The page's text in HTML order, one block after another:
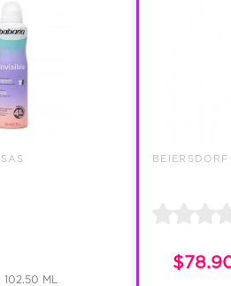
102.50 ML
BEIERSDORF